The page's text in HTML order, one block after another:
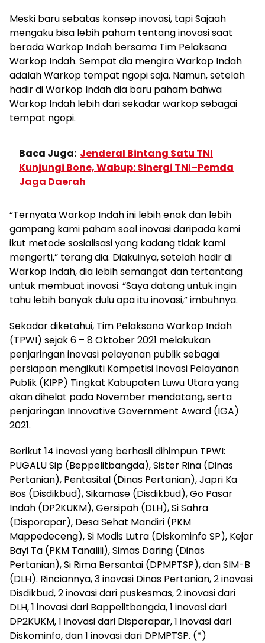
Meski baru sebatas konsep inovasi, tapi Sajaah
mengaku bisa lebih paham tentang inovasi saat
berada Warkop Indah bersama Tim Pelaksana
Warkop Indah. Sempat dia mengira Warkop Indah
adalah Warkop tempat ngopi saja. Namun, setelah
hadir di Warkop Indah dia baru paham bahwa
Warkop Indah lebih dari sekadar warkop sebagai
tempat ngopi.
Baca Juga: Jenderal Bintang Satu TNI
Kunjungi Bone, Wabup: Sinergi TNI–Pemda
Jaga Daerah
“Ternyata Warkop Indah ini lebih enak dan lebih
gampang kami paham soal inovasi daripada kami
ikut metode sosialisasi yang kadang tidak kami
mengerti,” terang dia. Diakuinya, setelah hadir di
Warkop Indah, dia lebih semangat dan tertantang
untuk membuat inovasi. “Saya datang untuk ingin
tahu lebih banyak dulu apa itu inovasi,” imbuhnya.
Sekadar diketahui, Tim Pelaksana Warkop Indah
(TPWI) sejak 6 – 8 Oktober 2021 melakukan
penjaringan inovasi pelayanan publik sebagai
persiapan mengikuti Kompetisi Inovasi Pelayanan
Publik (KIPP) Tingkat Kabupaten Luwu Utara yang
akan dihelat pada November mendatang, serta
penjaringan Innovative Government Award (IGA)
2021.
Berikut 14 inovasi yang berhasil dihimpun TPWI:
PUGALU Sip (Beppelitbangda), Sister Rina (Dinas
Pertanian), Pentasital (Dinas Pertanian), Japri Ka
Bos (Disdikbud), Sikamase (Disdikbud), Go Pasar
Indah (DP2KUKM), Gersipah (DLH), Si Sahra
(Disporapar), Desa Sehat Mandiri (PKM
Mappedeceng), Si Modis Lutra (Diskominfo SP), Kejar
Bayi Ta (PKM Tanalili), Simas Daring (Dinas
Pertanian), Si Rima Bersantai (DPMPTSP), dan SIM-B
(DLH). Rinciannya, 3 inovasi Dinas Pertanian, 2 inovasi
Disdikbud, 2 inovasi dari puskesmas, 2 inovasi dari
DLH, 1 inovasi dari Bappelitbangda, 1 inovasi dari
DP2KUKM, 1 inovasi dari Disporapar, 1 inovasi dari
Diskominfo, dan 1 inovasi dari DPMPTSP. (*)